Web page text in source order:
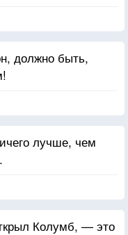
должно быть,
лучше, чем
Колумб, — это